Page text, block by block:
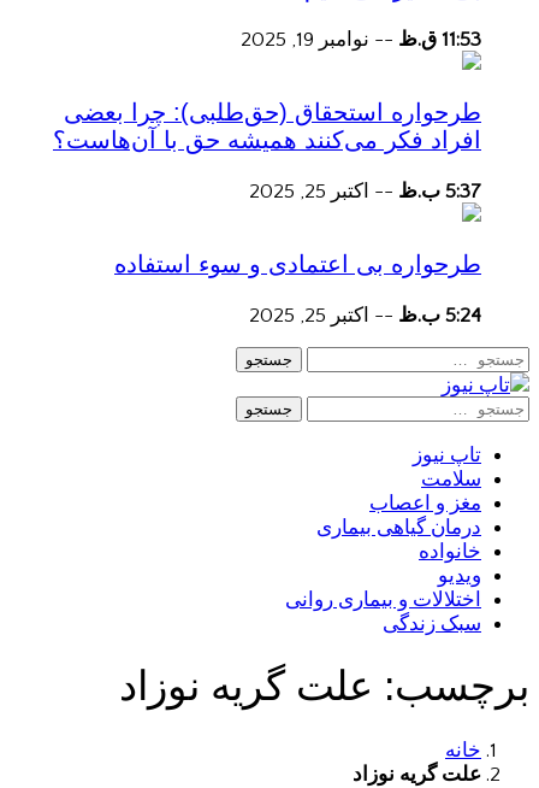
11:53 ق.ظ -- نوامبر 19, 2025
طرحواره استحقاق (حق‌طلبی): چرا بعضی
افراد فکر می‌کنند همیشه حق با آن‌هاست؟
5:37 ب.ظ -- اکتبر 25, 2025
طرحواره بی اعتمادی و سوء استفاده
5:24 ب.ظ -- اکتبر 25, 2025
جستجو
جستجو
تاپ نیوز
سلامت
مغز و اعصاب
درمان گیاهی بیماری
خانواده
ویدیو
اختلالات و بیماری روانی
سبک زندگی
برچسب: علت گریه نوزاد
خانه
علت گریه نوزاد